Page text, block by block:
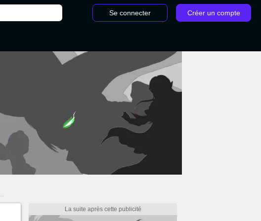
Se connecter Créer un compte
Desséliande Pokémon Unite : build, attaques, objets et comment le jouer